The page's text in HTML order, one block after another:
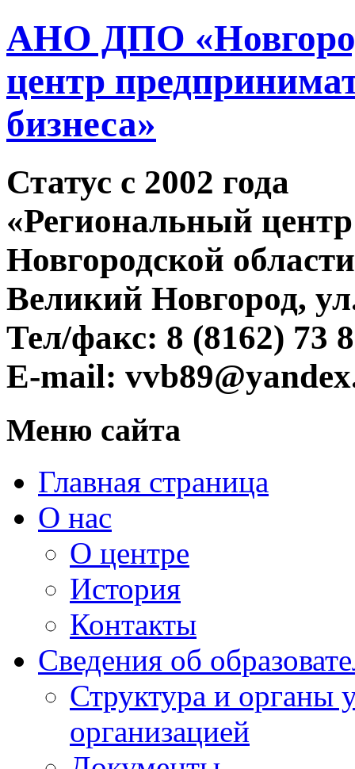
АНО ДПО
центр
бизнеса»
Статус c 2002 года
«Региональный
Новгородской
Великий Новгород,
Тел/факс: 8 (8162) 73
E-mail:
Меню сайта
Главная страница
О нас
О центре
История
Контакты
Сведения об
Структура и органы
организацией